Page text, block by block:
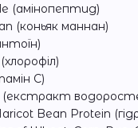
(амінопептид)
(коньяк маннан)
C)
водоростей
Bean Protein